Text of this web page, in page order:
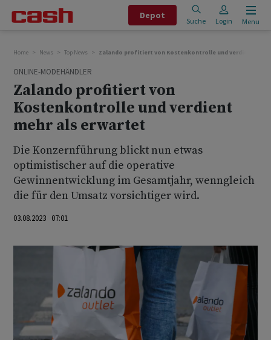
Depot
Suche Login Menu
Home News Top News Zalando profitiert von Kostenkontrolle und verdient
ONLINE-MODEHÄNDLER
Zalando profitiert von
Kostenkontrolle und verdient
mehr als erwartet
Die Konzernführung blickt nun etwas
optimistischer auf die operative
Gewinnentwicklung im Gesamtjahr, wenngleich
die für den Umsatz vorsichtiger wird.
03.08.2023 07:01